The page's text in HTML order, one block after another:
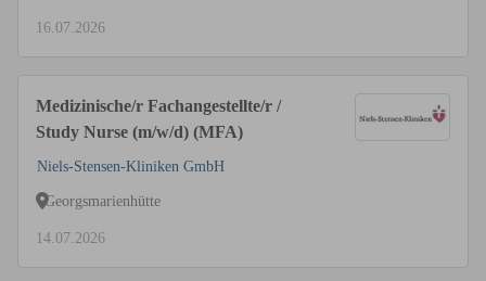
16.07.2026
Medizinische/r Fachangestellte/r /
Study Nurse (m/w/d) (MFA)
Niels-Stensen-Kliniken GmbH
Georgsmarienhütte
14.07.2026